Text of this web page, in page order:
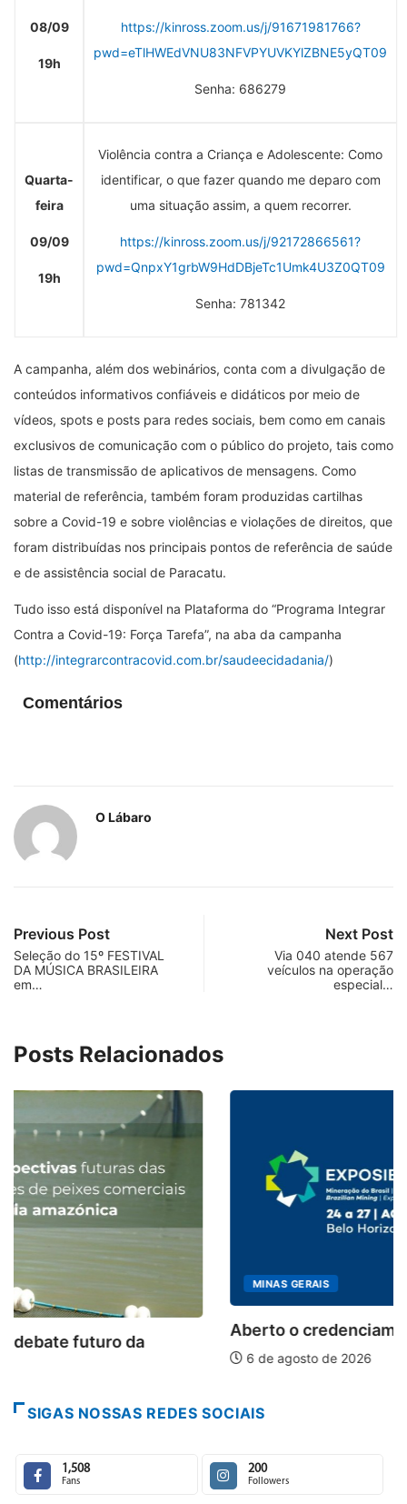
08/09
19h
https://kinross.zoom.us/j/91671981766?
pwd=eTlHWEdVNU83NFVPYUVKYlZBNE5yQT09
Senha: 686279
Quarta-
feira
09/09
19h
Violência contra a Criança e Adolescente: Como
identificar, o que fazer quando me deparo com
uma situação assim, a quem recorrer.
https://kinross.zoom.us/j/92172866561?
pwd=QnpxY1grbW9HdDBjeTc1Umk4U3Z0QT09
Senha: 781342
A campanha, além dos webinários, conta com a divulgação de
conteúdos informativos confiáveis e didáticos por meio de
vídeos, spots e posts para redes sociais, bem como em canais
exclusivos de comunicação com o público do projeto, tais como
listas de transmissão de aplicativos de mensagens. Como
material de referência, também foram produzidas cartilhas
sobre a Covid-19 e sobre violências e violações de direitos, que
foram distribuídas nos principais pontos de referência de saúde
e de assistência social de Paracatu.
Tudo isso está disponível na Plataforma do “Programa Integrar
Contra a Covid-19: Força Tarefa”, na aba da campanha
(http://integrarcontracovid.com.br/saudeecidadania/)
Comentários
O Lábaro
Previous Post
Seleção do 15º FESTIVAL
DA MÚSICA BRASILEIRA
em…
Next Post
Via 040 atende 567
veículos na operação
especial…
Posts Relacionados
MINAS GERAIS
Aberto o credenciamento de imprensa para a...
SIGAS NOSSAS REDES SOCIAIS
1,508
Fans
200
Followers